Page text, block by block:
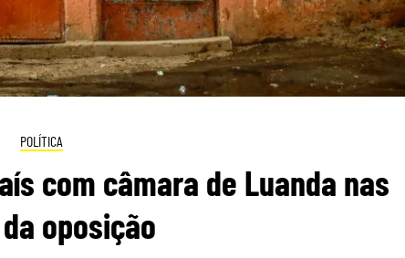
POLÍTICA
com câmara de Luanda nas
oposição